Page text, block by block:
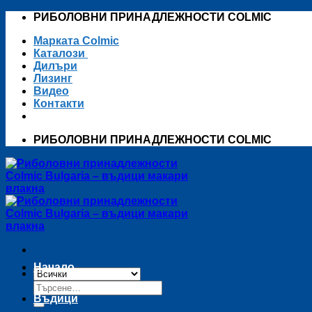
Skip
content
РИБОЛОВНИ ПРИНАДЛЕЖНОСТИ COLMIC
Марката Colmic
Каталози
Дилъри
Лизинг
Видео
Контакти
РИБОЛОВНИ ПРИНАДЛЕЖНОСТИ COLMIC
Търсене
за:
Начало
Въдици